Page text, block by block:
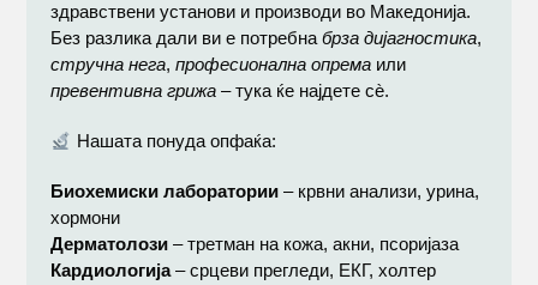
здравствени установи и производи во Македонија.
Без разлика дали ви е потребнабрза дијагностика,
стручна нега,професионална опрема или
превентивна грижа – тука ќе најдете сѐ.
Нашата понуда опфаќа:
Биохемиски лаборатории – крвни анализи, урина,
хормони
Дерматолози – третман на кожа, акни, псоријаза
Кардиологија– срцеви прегледи, ЕКГ, холтер